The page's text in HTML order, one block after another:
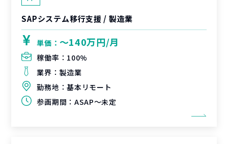
SAPシステム移行支援 / 製造業
単価： 〜140万円/月
稼働率： 100%
業界： 製造業
勤務地：基本リモート
参画期間： ASAP～未定